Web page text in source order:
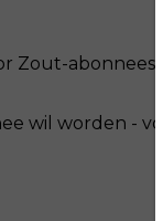
Zout-abonnees.
wil worden -